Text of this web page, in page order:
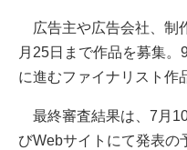
広告主や広告会社、制
月25日まで作品を募集
に進むファイナリスト作
最終審査結果は、7月
びWebサイトにて発表の